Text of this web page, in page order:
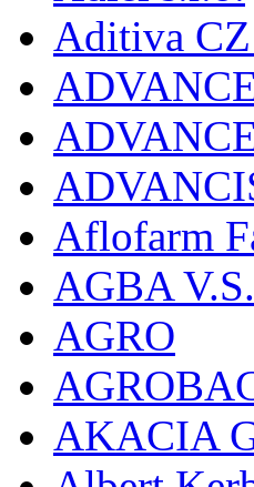
Aditiva CZ
Aflofarm
AGBA
AGRO
AKACIA